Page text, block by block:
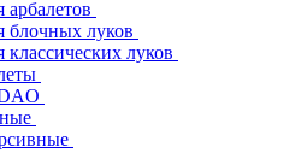
арбалетов
блочных луков
классических луков